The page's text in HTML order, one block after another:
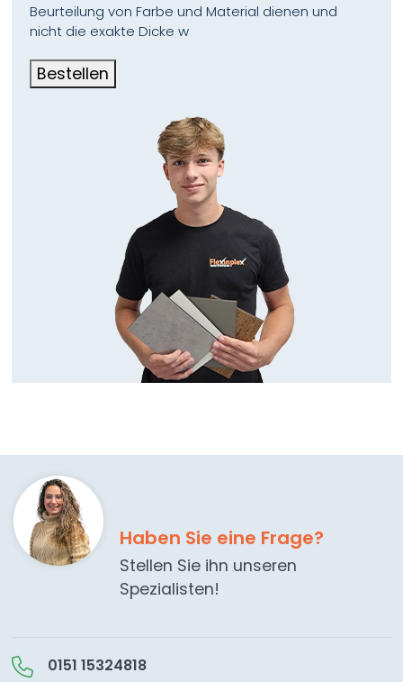
Beurteilung von Farbe und Material dienen und
nicht die exakte Dicke w
Bestellen
Haben Sie eine Frage?
Stellen Sie ihn unseren
Spezialisten!
0151 15324818